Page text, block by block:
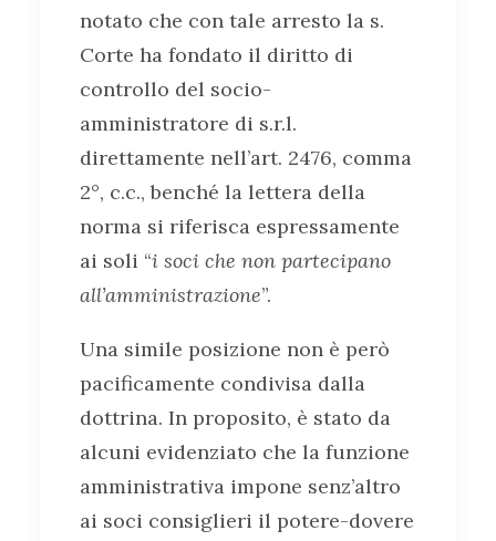
notato che con tale arresto la s.
Corte ha fondato il diritto di
controllo del socio-
amministratore di s.r.l.
direttamente nell’art. 2476, comma
2°, c.c., benché la lettera della
norma si riferisca espressamente
ai soli “i soci che non partecipano
all’amministrazione”.
Una simile posizione non è però
pacificamente condivisa dalla
dottrina. In proposito, è stato da
alcuni evidenziato che la funzione
amministrativa impone senz’altro
ai soci consiglieri il potere-dovere